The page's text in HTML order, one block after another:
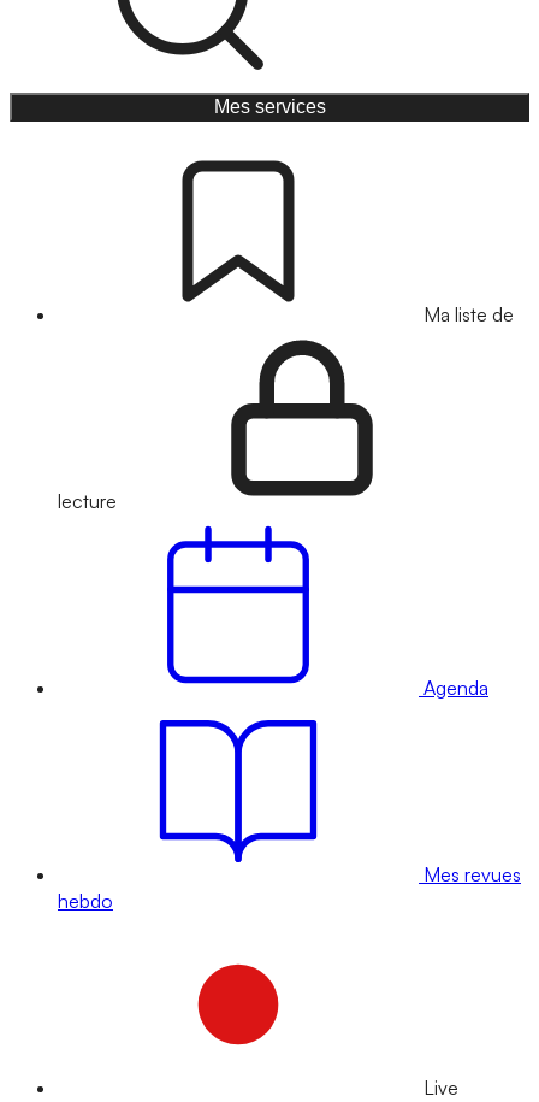
Mes services
Ma liste de
lecture
Agenda
Mes revues
hebdo
Live